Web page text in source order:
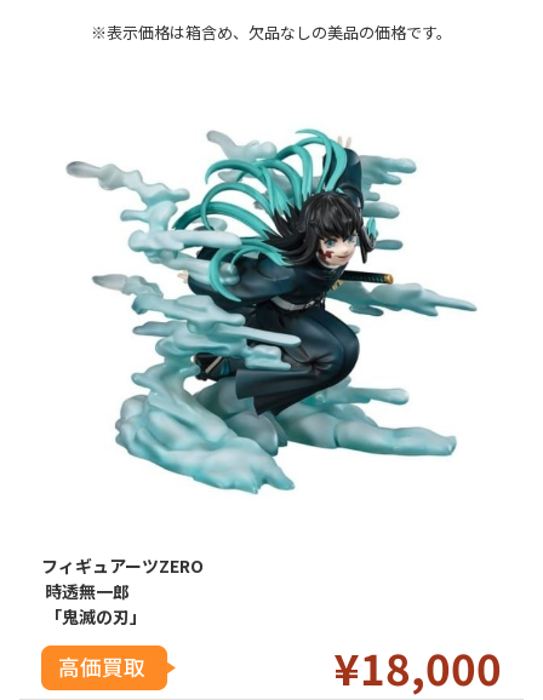
※表示価格は箱含め、欠品なしの美品の価格です。
フィギュアーツZERO
時透無一郎
「鬼滅の刃」
¥18,000